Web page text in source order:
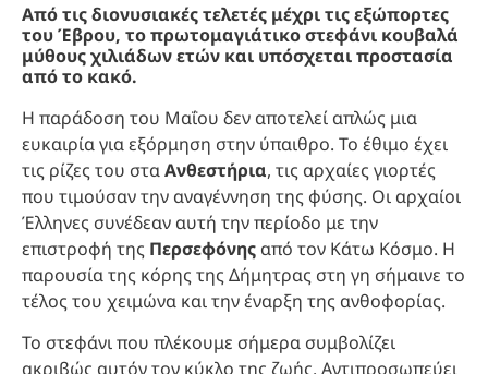
Από τις διονυσιακές τελετές μέχρι τις εξώπορτες
του Έβρου, το πρωτομαγιάτικο στεφάνι κουβαλά
μύθους χιλιάδων ετών και υπόσχεται προστασία
από το κακό.
Η παράδοση του Μαΐου δεν αποτελεί απλώς μια
ευκαιρία για εξόρμηση στην ύπαιθρο. Το έθιμο έχει
τις ρίζες του σταΑνθεστήρια, τις αρχαίες γιορτές
που τιμούσαν την αναγέννηση της φύσης. Οι αρχαίοι
Έλληνες συνέδεαν αυτή την περίοδο με την
επιστροφή της Περσεφόνης από τον Κάτω Κόσμο. Η
παρουσία της κόρης της Δήμητρας στη γη σήμαινε το
τέλος του χειμώνα και την έναρξη της ανθοφορίας.
Το στεφάνι που πλέκουμε σήμερα συμβολίζει
ακριβώς αυτόν τον κύκλο της ζωής. Αντιπροσωπεύει